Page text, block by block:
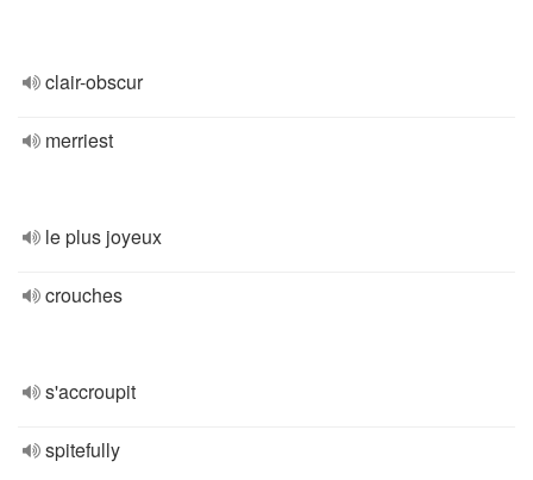
clair-obscur
merriest
le plus joyeux
crouches
s'accroupit
spitefully